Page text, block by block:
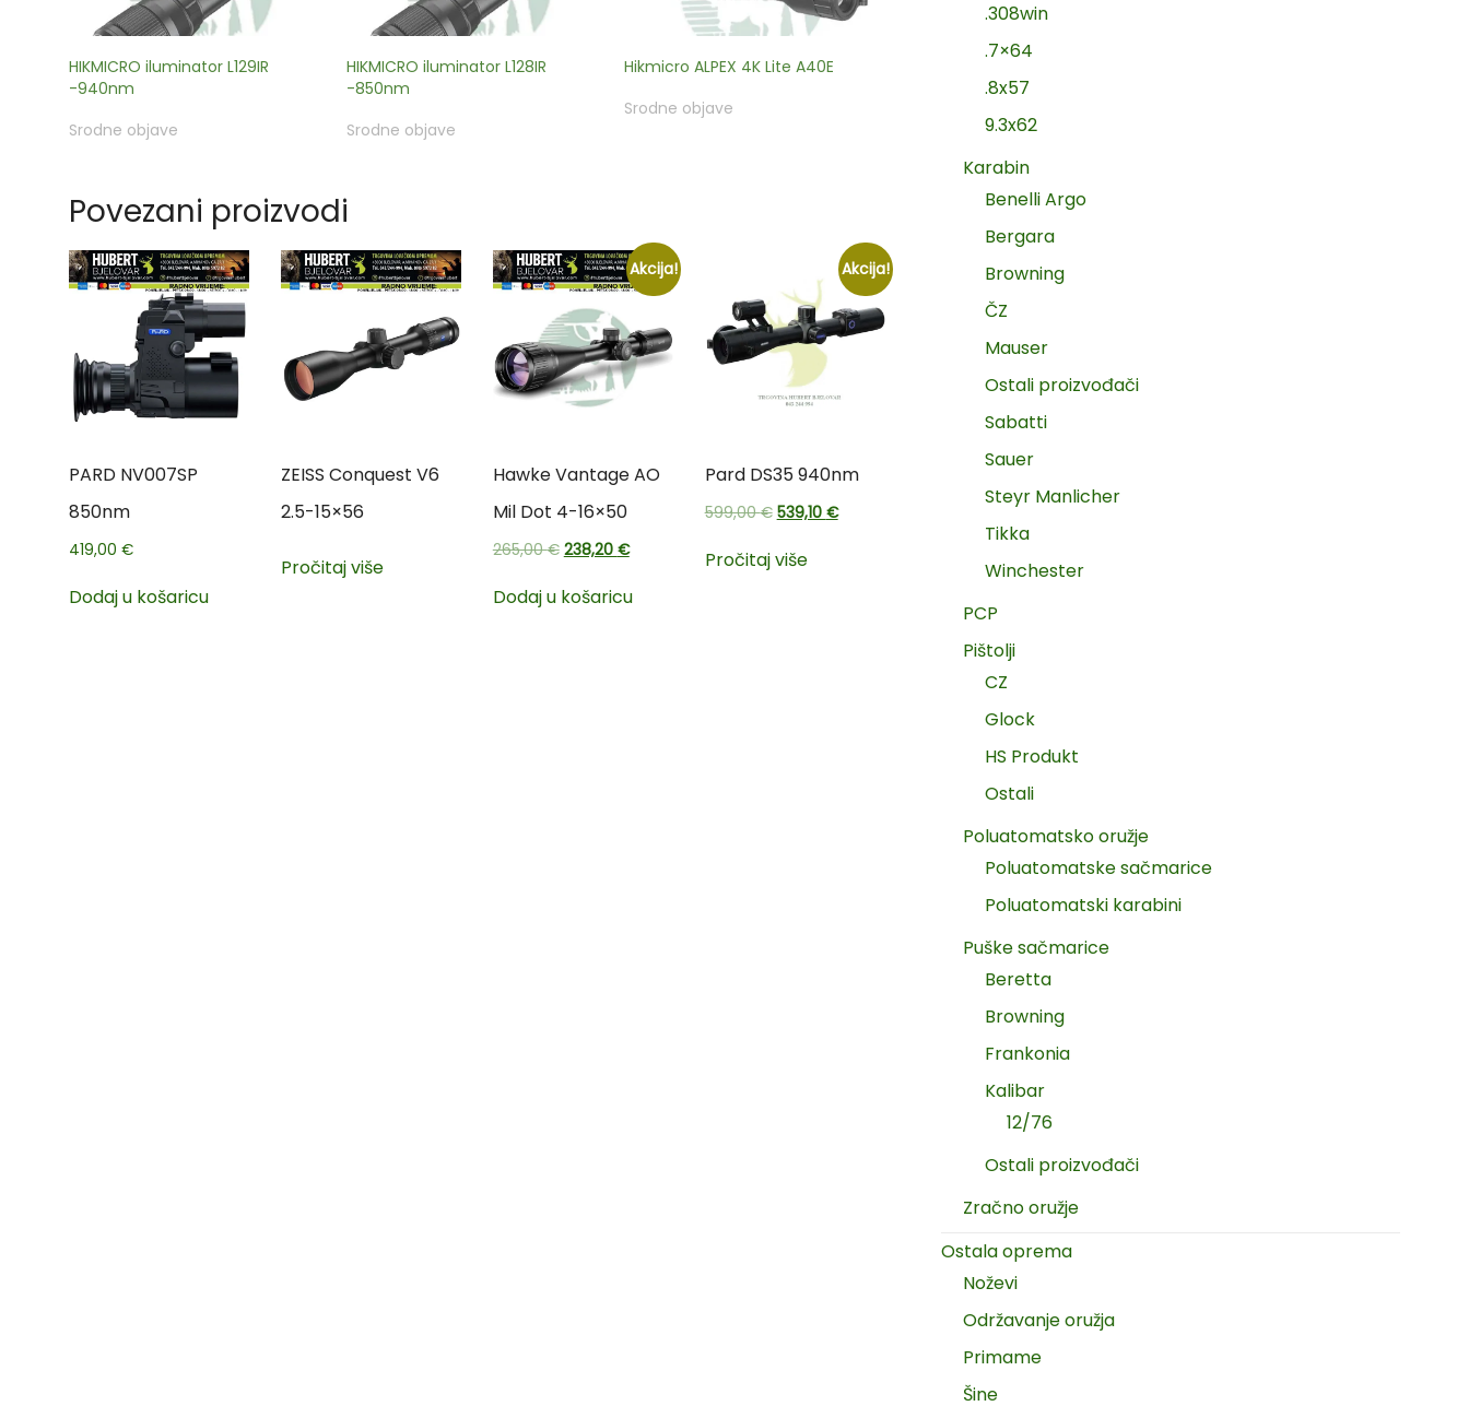
HIKMICRO iluminator L129IR
-940nm
Srodne objave
HIKMICRO iluminator L128IR
-850nm
Srodne objave
Hikmicro ALPEX 4K Lite A40E
Srodne objave
Povezani proizvodi
PARD NV007SP
850nm
419,00 €
Dodaj u košaricu
ZEISS Conquest V6
2.5-15×56
Pročitaj više
Akcija!
Hawke Vantage AO
Mil Dot 4-16×50
265,00€ 238,20 €
Dodaj u košaricu
Akcija!
Pard DS35 940nm
599,00€ 539,10 €
Pročitaj više
.308win
.7×64
.8x57
9.3x62
Karabin
Benelli Argo
Bergara
Browning
ČZ
Mauser
Ostali proizvođači
Sabatti
Sauer
Steyr Manlicher
Tikka
Winchester
PCP
Pištolji
CZ
Glock
HS Produkt
Ostali
Poluatomatsko oružje
Poluatomatske sačmarice
Poluatomatski karabini
Puške sačmarice
Beretta
Browning
Frankonia
Kalibar
12/76
Ostali proizvođači
Zračno oružje
Ostala oprema
Noževi
Održavanje oružja
Primame
Šine